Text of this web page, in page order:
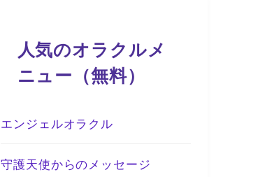
人気のオラクルメ
ニュー（無料）
エンジェルオラクル
守護天使からのメッセージ